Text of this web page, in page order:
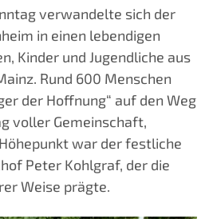
verwandelte sich der
in einen lebendigen
Kinder und Jugendliche aus
Rund 600 Menschen
der Hoffnung“ auf den Weg
voller Gemeinschaft,
war der festliche
Peter Kohlgraf, der die
Weise prägte.